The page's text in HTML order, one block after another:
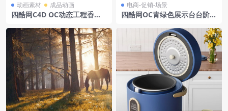
动画素材 成品动画
四酷网C4D OC动态工程香槟
电商-促销-场景
四酷网OC青绿色展示台台阶雪
工程